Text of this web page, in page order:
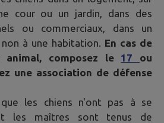
cour ou un jardin, dans des
ou commerciaux, dans un
à une habitation. En cas de
animal, composez le 17 ou
une association de défense
les chiens n'ont pas à se
les maîtres sont tenus de